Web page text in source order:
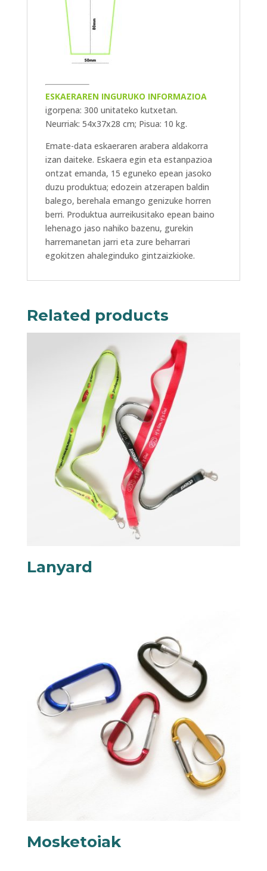
ESKAERAREN INGURUKO INFORMAZIOA
igorpena: 300 unitateko kutxetan.
Neurriak: 54x37x28 cm; Pisua: 10 kg.
Emate-data eskaeraren arabera aldakorra
izan daiteke. Eskaera egin eta estanpazioa
ontzat emanda, 15 eguneko epean jasoko
duzu produktua; edozein atzerapen baldin
balego, berehala emango genizuke horren
berri. Produktua aurreikusitako epean baino
lehenago jaso nahiko bazenu, gurekin
harremanetan jarri eta zure beharrari
egokitzen ahaleginduko gintzaizkioke.
Related products
Lanyard
Mosketoiak